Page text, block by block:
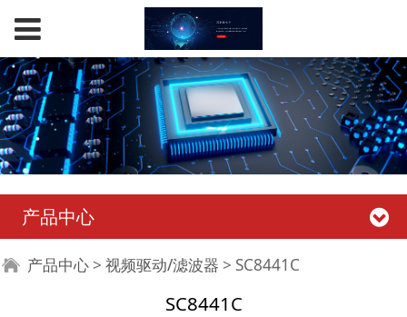
产品中心
SC8441C
产品中心 > 视频驱动/滤波器 > SC8441C
SC8441C